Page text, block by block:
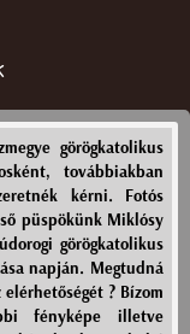
görögkatolikus
továbbiakban
kérni. Fotós
püspökünk Miklósy
görögkatolikus
napján. Megtudná
? Bízom
fényképe illetve